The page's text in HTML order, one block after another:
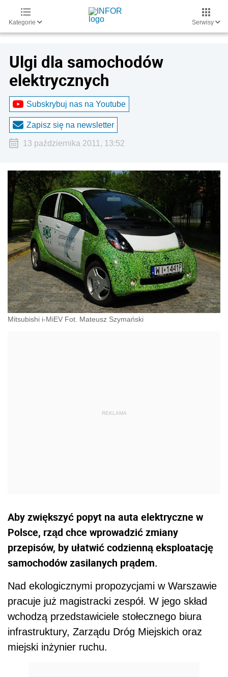
Kategorie Serwisy
Ulgi dla samochodów
elektrycznych
Subskrybuj nas na Youtube
Zapisz się na newsletter
13 października 2011, 13:52
Mitsubishi i-MiEV Fot. Mateusz Szymański
Aby zwiększyć popyt na auta elektryczne w
Polsce, rząd chce wprowadzić zmiany
przepisów, by ułatwić codzienną eksploatację
samochodów zasilanych prądem.
Nad ekologicznymi propozycjami w Warszawie
pracuje już magistracki zespół. W jego skład
wchodzą przedstawiciele stołecznego biura
infrastruktury, Zarządu Dróg Miejskich oraz
miejski inżynier ruchu.